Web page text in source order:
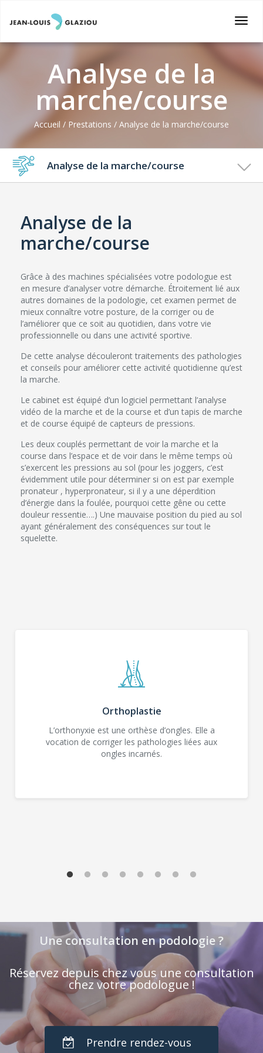
Analyse de la
marche/course
Accueil / Prestations / Analyse de la marche/course
Analyse de la marche/course
Posturologie
Réflexologie plantaire
Podologie médicale
Podologie sportive
Analyse de la marche/course
Réalisation de semelles
Confection d’orthèses
Analyse de la
marche/course
Grâce à des machines spécialisées votre podologue est
en mesure d’analyser votre démarche. Étroitement lié aux
autres domaines de la podologie, cet examen permet de
mieux connaître votre posture, de la corriger ou de
l’améliorer que ce soit au quotidien, dans votre vie
professionnelle ou dans une activité sportive.
De cette analyse découleront traitements des pathologies
et conseils pour améliorer cette activité quotidienne qu’est
la marche.
Le cabinet est équipé d’un logiciel permettant l’analyse
vidéo de la marche et de la course et d’un tapis de marche
et de course équipé de capteurs de pressions.
Les deux couplés permettant de voir la marche et la
course dans l’espace et de voir dans le même temps où
s’exercent les pressions au sol (pour les joggers, c’est
évidemment utile pour déterminer si on est par exemple
pronateur , hyperpronateur, si il y a une déperdition
d’énergie dans la foulée, pourquoi cette gêne ou cette
douleur ressentie….) Une mauvaise position du pied au sol
ayant généralement des conséquences sur tout le
squelette.
Orthoplastie
L’orthonyxie est une orthèse d’ongles. Elle a
vocation de corriger les pathologies liées aux
ongles incarnés.
Une consultation en podologie ?
Réservez depuis chez vous une consultation
chez votre podologue !
Prendre rendez-vous